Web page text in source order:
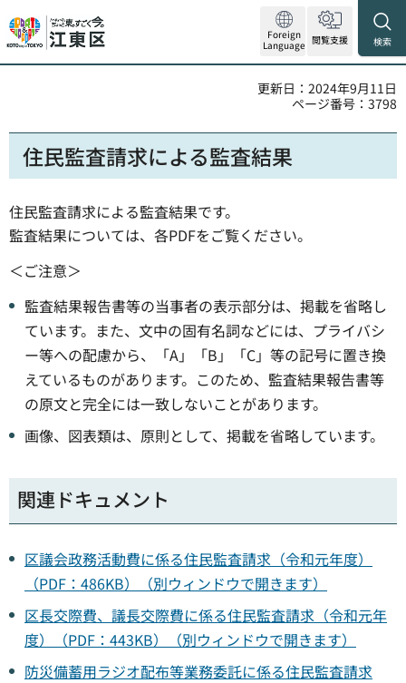
Foreign
Language 閲覧支援 検索
更新日：2024年9月11日
ページ番号：3798
住民監査請求による監査結果
住民監査請求による監査結果です。
監査結果については、各PDFをご覧ください。
＜ご注意＞
監査結果報告書等の当事者の表示部分は、掲載を省略し
ています。また、文中の固有名詞などには、プライバシ
ー等への配慮から、「A」「B」「C」等の記号に置き換
えているものがあります。このため、監査結果報告書等
の原文と完全には一致しないことがあります。
画像、図表類は、原則として、掲載を省略しています。
関連ドキュメント
区議会政務活動費に係る住民監査請求（令和元年度）
（PDF：486KB）（別ウィンドウで開きます）
区長交際費、議長交際費に係る住民監査請求（令和元年
度）（PDF：443KB）（別ウィンドウで開きます）
防災備蓄用ラジオ配布等業務委託に係る住民監査請求